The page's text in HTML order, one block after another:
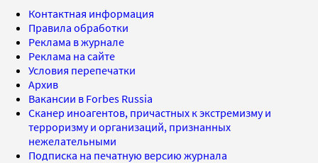
Контактная информация
Правила обработки
Реклама в журнале
Реклама на сайте
Условия перепечатки
Архив
Вакансии в Forbes Russia
Сканер иноагентов, причастных к экстремизму и
терроризму и организаций, признанных
нежелательными
Подписка на печатную версию журнала